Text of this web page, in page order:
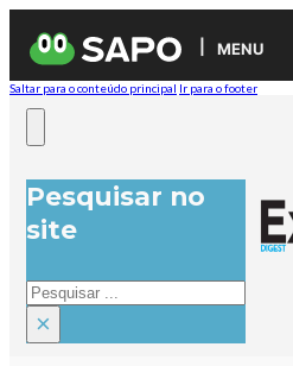
MENU
Saltar para o conteúdo principal Ir para o footer
Pesquisar no
site
Pesquisar
×